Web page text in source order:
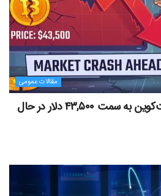
مقالات عمومی
مایکل ترپین: متاسفم، بیت‌کوین به سمت ۴۳,۵۰۰ دلار در حال